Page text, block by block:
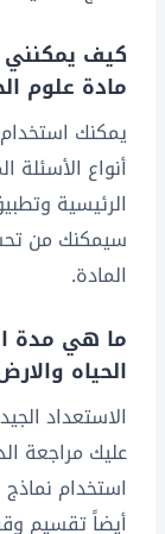
كيف يمكنني
مادة علوم
يمكنك
أنواع
الرئيسية
سيمكنك من
المادة.
ما هي مدة
الحياه
عليك مراجعة
استخدام
أيضاً تقسيم